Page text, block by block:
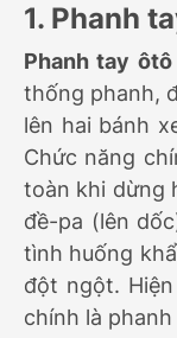
1. Phanh
Phanh tay ôtô
thống phanh,
lên hai bánh
Chức năng
toàn khi dừng
đề-pa (lên
tình huống
đột ngột. Hiện
chính là